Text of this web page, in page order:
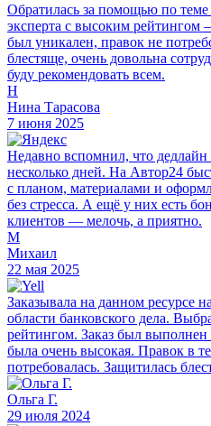
Обратилась за помощью по теме
эксперта с высоким рейтингом
был уникален, правок не
блестяще, очень довольна
буду рекомендовать всем.
Н
Нина Тарасова
7 июня 2025
Недавно вспомнил, что
несколько дней. На Автор24
с планом, материалами и
без стресса. А ещё у них есть
клиентов — мелочь, а приятно.
М
Михаил
22 мая 2025
Заказывала на данном ресурсе
области банковского дела.
рейтингом. Заказ был выполнен
была очень высокая. Правок в
потребовалась. Защитилась
Ольга Г.
29 июля 2024